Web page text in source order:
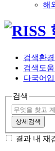
해
검색환
검색도
다국어
검색
상세검색
결과 내 재